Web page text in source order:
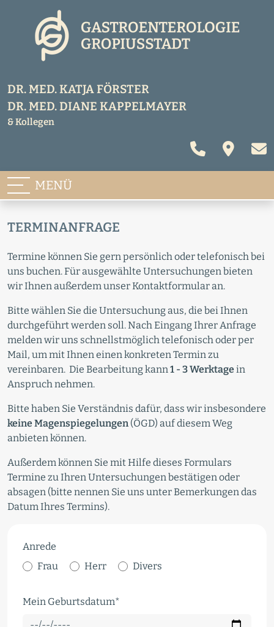
Navigation überspringen
DR. MED. KATJA FÖRSTER
DR. MED. DIANE KAPPELMAYER
& Kollegen
Anrufen E-
MENÜ
TERMINANFRAGE
Termine können Sie gern persönlich oder telefonisch bei
uns buchen. Für ausgewählte Untersuchungen bieten
wir Ihnen außerdem unser Kontaktformular an.
Bitte wählen Sie die Untersuchung aus, die bei Ihnen
durchgeführt werden soll. Nach Eingang Ihrer Anfrage
melden wir uns schnellstmöglich telefonisch oder per
Mail, um mit Ihnen einen konkreten Termin zu
vereinbaren. Die Bearbeitung kann1 - 3 Werktagein
Anspruch nehmen.
Bitte haben Sie Verständnis dafür, dass wir insbesondere
keine Magenspiegelungen (ÖGD) auf diesem Weg
anbieten können.
Außerdem können Sie mit Hilfe dieses Formulars
Termine zu Ihren Untersuchungen bestätigen oder
absagen (bitte nennen Sie uns unter Bemerkungen das
Datum Ihres Termins).
Anrede
Frau
Herr Divers
Pflichtfeld
Mein Geburtsdatum*